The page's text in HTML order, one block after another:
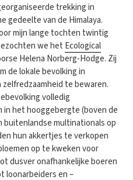
trekking in
gedeelte van de Himalaya.
mijn lange tochten twintig
we het Ecological
Helena Norberg-Hodge. Zij
de lokale bevolking in
te bewaren.
volledig
in het hooggebergte (boven de
buitenlandse multinationals op
hun akkertjes te verkopen
op te kweken voor
dusver onafhankelijke boeren
loonarbeiders en –